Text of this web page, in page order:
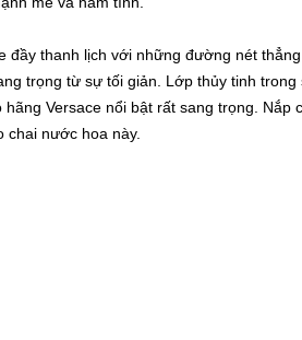
đầy thanh lịch với những đường nét
trọng từ sự tối giản. Lớp thủy tinh
Versace nổi bật rất sang trọng. Nắp
chai nước hoa này.